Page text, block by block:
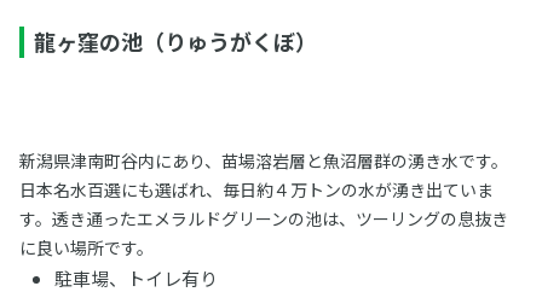
龍ヶ窪の池（りゅうがくぼ）
新潟県津南町谷内にあり、苗場溶岩層と魚沼層群の湧き水です。
日本名水百選にも選ばれ、毎日約４万トンの水が湧き出ていま
す。透き通ったエメラルドグリーンの池は、ツーリングの息抜き
に良い場所です。
駐車場、トイレ有り